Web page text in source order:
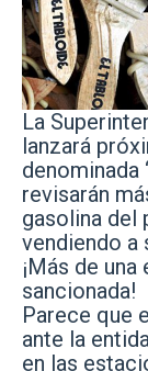
La
lanzará
denominada
revisarán
gasolina del
vendiendo
¡Más de
sancionada!
Parece que
ante la
en las